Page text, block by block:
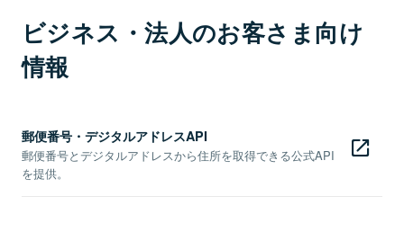
ビジネス・法人のお客さま向け
情報
郵便番号・デジタルアドレスAPI
郵便番号とデジタルアドレスから住所を取得できる公式API
を提供。